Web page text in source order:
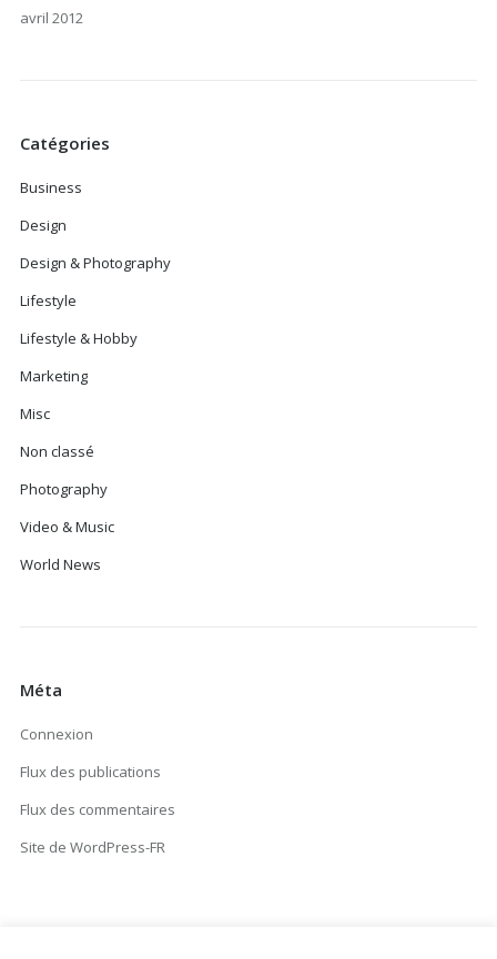
avril 2012
Catégories
Business
Design
Design & Photography
Lifestyle
Lifestyle & Hobby
Marketing
Misc
Non classé
Photography
Video & Music
World News
Méta
Connexion
Flux des publications
Flux des commentaires
Site de WordPress-FR